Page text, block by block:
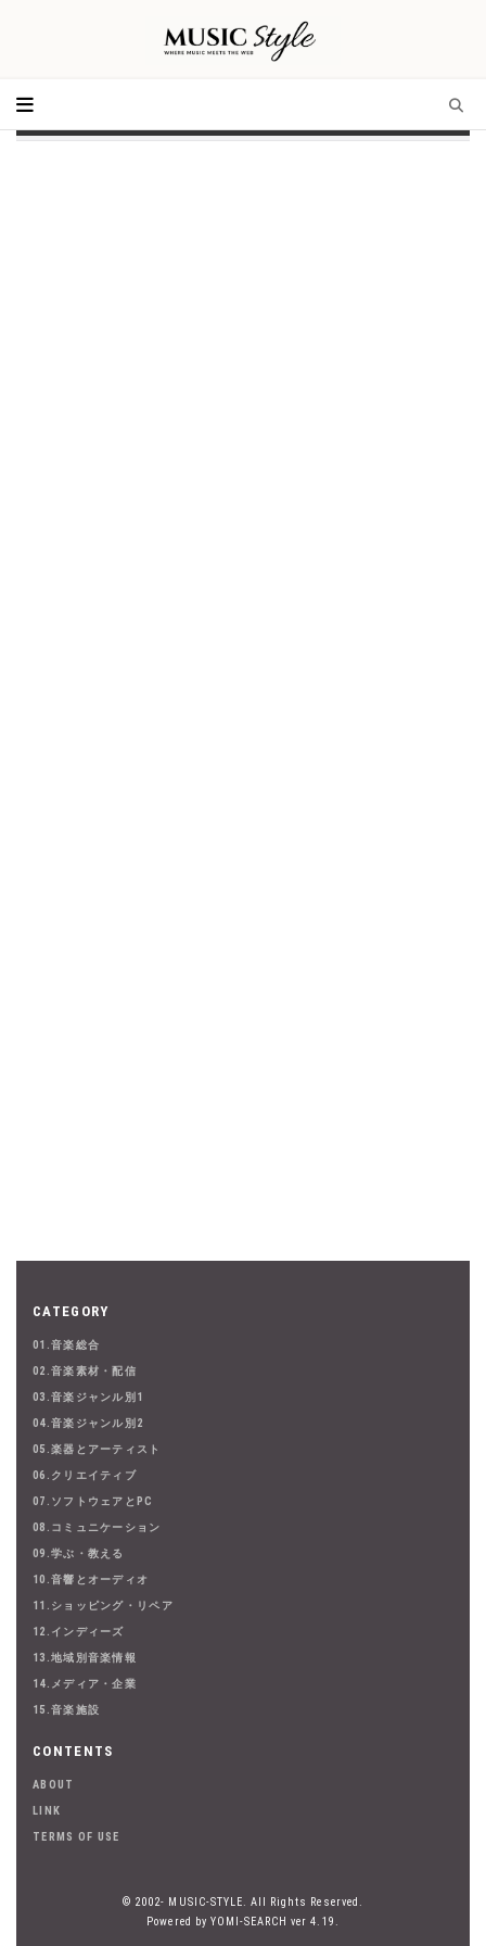
CATEGORY
01.音楽総合
02.音楽素材・配信
03.音楽ジャンル別1
04.音楽ジャンル別2
05.楽器とアーティスト
06.クリエイティブ
07.ソフトウェアとPC
08.コミュニケーション
09.学ぶ・教える
10.音響とオーディオ
11.ショッピング・リペア
12.インディーズ
13.地域別音楽情報
14.メディア・企業
15.音楽施設
CONTENTS
ABOUT
LINK
TERMS OF USE
© 2002- MUSIC-STYLE. All Rights Reserved.
Powered by YOMI-SEARCH ver 4.19.